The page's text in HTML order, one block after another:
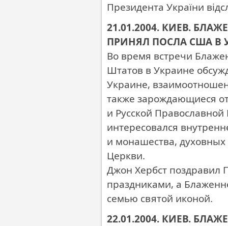
Президента України
21.01.2004. КИЕВ.
ПРИНЯЛ ПОСЛА США В
Во время встречи
Штатов в Украине
Украине,
также зарождающиеся
и Русской
интересовался
и монашества,
Церкви.
Джон Хербст поздравил
праздниками, а
семью святой иконой.
22.01.2004. КИЕВ.